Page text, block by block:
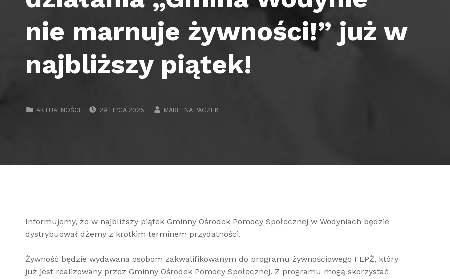
nie marnuje żywności!” już w
najbliższy piątek!
AKTUALNOŚCI 29 LIPCA 2025 MARLENA PACZEK
Informujemy, że w najbliższy piątek Gminny Ośrodek Pomocy Społecznej w Wodyniach będzie
dystrybuował dżemy z krótkim terminem przydatności.
Żywność będzie wydawana osobom zakwalifikowanym do programu żywnościowego FEPŻ, który
już jest realizowany przez Gminny Ośrodek Pomocy Społecznej. Z programu mogą skorzystać